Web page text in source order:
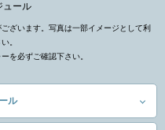
ュール
ざいます。写真は一部イメージとして利
。
を必ずご確認下さい。
ル